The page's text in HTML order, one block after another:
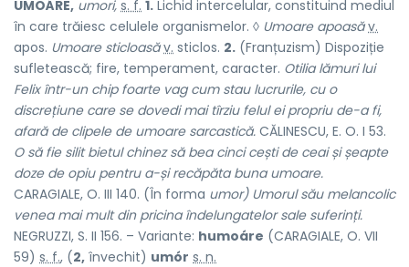
UMOÁRE, umori, s. f. 1. Lichid intercelular, constituind mediul
în care trăiesc celulele organismelor. ◊ Umoare apoasă v.
apos. Umoare sticloasă v. sticlos. 2. (Franțuzism) Dispoziție
sufletească; fire, temperament, caracter. Otilia lămuri lui
Felix într-un chip foarte vag cum stau lucrurile, cu o
discrețiune care se dovedi mai tîrziu felul ei propriu de-a fi,
afară de clipele de umoare sarcastică. CĂLINESCU, E. O. I 53.
O să fie silit bietul chinez să bea cinci cești de ceai și șeapte
doze de opiu pentru a-și recăpăta buna umoare.
CARAGIALE, O. III 140. (În forma umor) Umorul său melancolic
venea mai mult din pricina îndelungatelor sale suferinți.
NEGRUZZI, S. II 156. – Variante: humoáre (CARAGIALE, O. VII
59) s. f., (2, învechit) umór s. n.